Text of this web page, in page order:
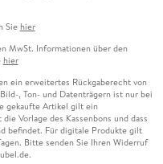
Sie hier
MwSt. Informationen über den
hier
ein erweitertes Rückgaberecht von
, Ton- und Datenträgern ist nur bei
gekaufte Artikel gilt ein
Vorlage des Kassenbons und dass
befindet. Für digitale Produkte gilt
Bitte senden Sie Ihren Widerruf